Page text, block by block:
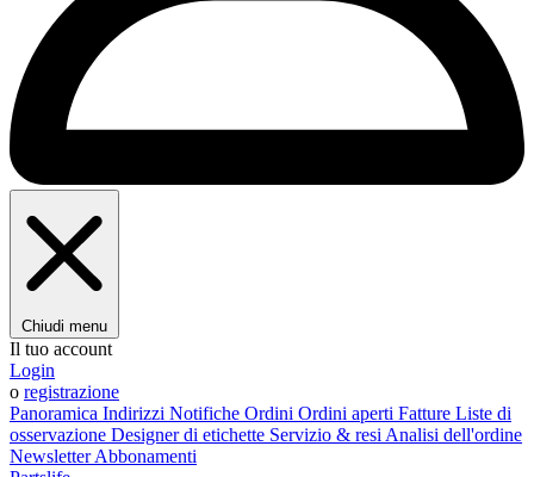
Chiudi menu
Il tuo account
Login
o registrazione
Panoramica Indirizzi Notifiche Ordini Ordini aperti Fatture Liste di
osservazione Designer di etichette Servizio & resi Analisi dell'ordine
NewsletterAbbonamenti